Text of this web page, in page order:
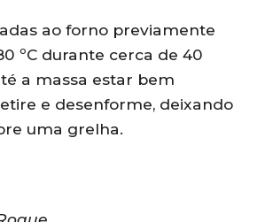
ao forno previamente
ºC durante cerca de 40
a massa estar bem
e desenforme, deixando
uma grelha.